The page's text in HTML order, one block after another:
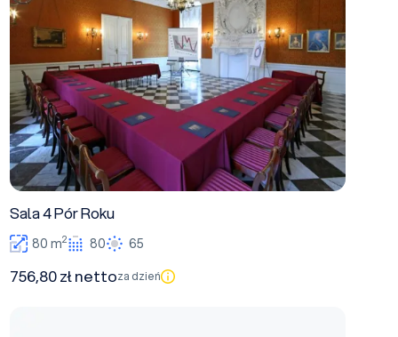
Sala 4 Pór Roku
80 m2 80 65
756,80 zł nettoza dzień